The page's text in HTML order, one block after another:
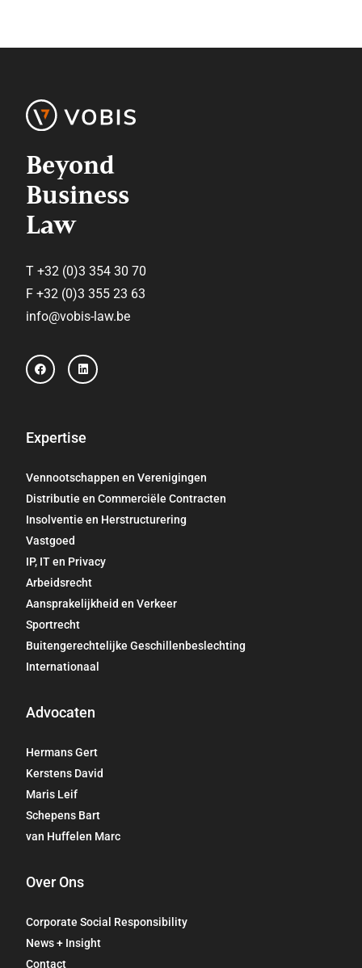
Beyond
Business
Law
T +32 (0)3 354 30 70
F +32 (0)3 355 23 63
info@vobis-law.be
F
a
c
k
L
i
n
n
Advocaten
Hermans Gert
Kerstens David
Maris Leif
Schepens Bart
van Huffelen Marc
Expertise
Vennootschappen en Verenigingen
Distributie en Commerciële Contracten
Insolventie en Herstructurering
Vastgoed
IP, IT en Privacy
Arbeidsrecht
Aansprakelijkheid en Verkeer
Sportrecht
Buitengerechtelijke Geschillenbeslechting
Internationaal
Over Ons
Corporate Social Responsibility
News + Insight
Contact